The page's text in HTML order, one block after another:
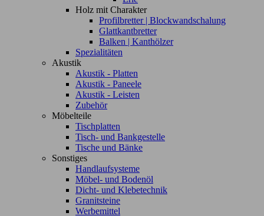
Holz mit Charakter
Profilbretter | Blockwandschalung
Glattkantbretter
Balken | Kanthölzer
Spezialitäten
Akustik
Akustik - Platten
Akustik - Paneele
Akustik - Leisten
Zubehör
Möbelteile
Tischplatten
Tisch- und Bankgestelle
Tische und Bänke
Sonstiges
Handlaufsysteme
Möbel- und Bodenöl
Dicht- und Klebetechnik
Granitsteine
Werbemittel